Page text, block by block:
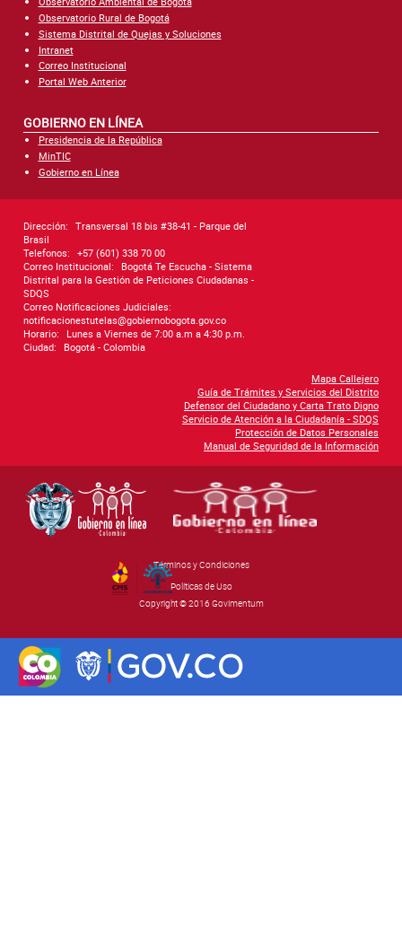
Observatorio Rural de Bogotá
Sistema Distrital de Quejas y Soluciones
Intranet
Correo Institucional
Portal Web Anterior
GOBIERNO EN LÍNEA
Presidencia de la República
MinTIC
Gobierno en Línea
Dirección: Transversal 18 bis #38-41 - Parque del
Brasil
Telefonos: +57 (601) 338 70 00
Correo Institucional:
Bogotá Te Escucha - Sistema
Distrital para la Gestión de Peticiones Ciudadanas -
SDQS
Correo Notificaciones Judiciales:
notificacionestutelas@gobiernobogota.gov.co
Horario:
Lunes a Viernes de 7:00 a.m a 4:30 p.m.
Ciudad:
Bogotá - Colombia
Mapa Callejero
Guía de Trámites y Servicios del Distrito
Defensor del Ciudadano y Carta Trato Digno
Servicio de Atención a la Ciudadanía - SDQS
Protección de Datos Personales
Manual de Seguridad de la Información
Términos y Condiciones
Políticas de Uso
Copyright © 2016 Govimentum
By Govimentum